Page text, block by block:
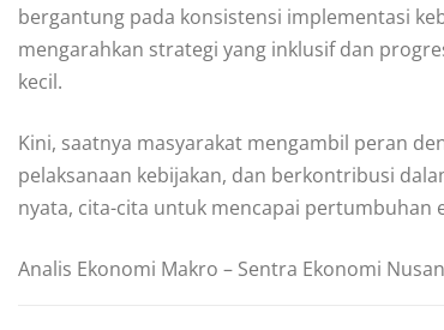
bergantung pada konsistensi implementasi
mengarahkan strategi yang inklusif dan
kecil.
Kini, saatnya masyarakat mengambil peran
pelaksanaan kebijakan, dan berkontribusi
nyata, cita-cita untuk mencapai pertumbuhan
Analis Ekonomi Makro – Sentra Ekonomi